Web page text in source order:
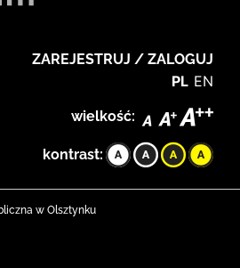
ZAREJESTRUJ / ZALOGUJ
PL EN
wielkość:
kontrast:
w Olsztynku